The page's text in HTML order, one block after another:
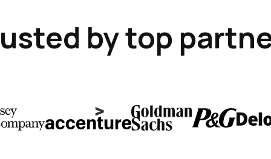
by top